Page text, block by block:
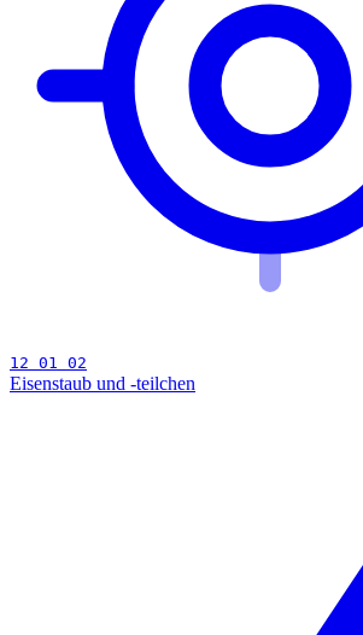
12 01 02
Eisenstaub und -teilchen